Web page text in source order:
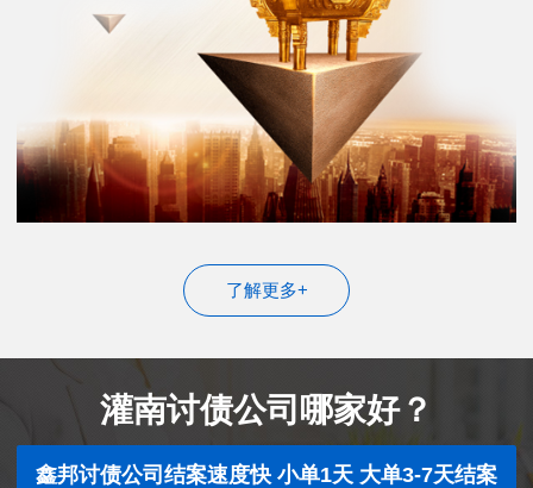
了解更多+
灌南讨债公司哪家好？
鑫邦讨债公司结案速度快 小单1天 大单3-7天结案